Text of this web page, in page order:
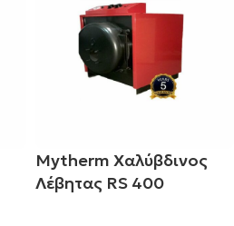
Mytherm Χαλύβδινος
Λέβητας RS 400